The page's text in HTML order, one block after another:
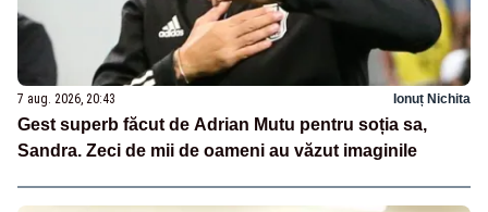
7 aug. 2026, 20:43 Ionuț Nichita
Gest superb făcut de Adrian Mutu pentru soția sa,
Sandra. Zeci de mii de oameni au văzut imaginile